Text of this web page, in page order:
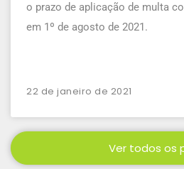
o prazo de aplicação de multa
em 1º de agosto de 2021.
22 de janeiro de 2021
Ver todos os